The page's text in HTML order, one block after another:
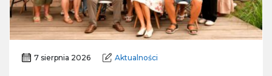
7 sierpnia 2026 Aktualności